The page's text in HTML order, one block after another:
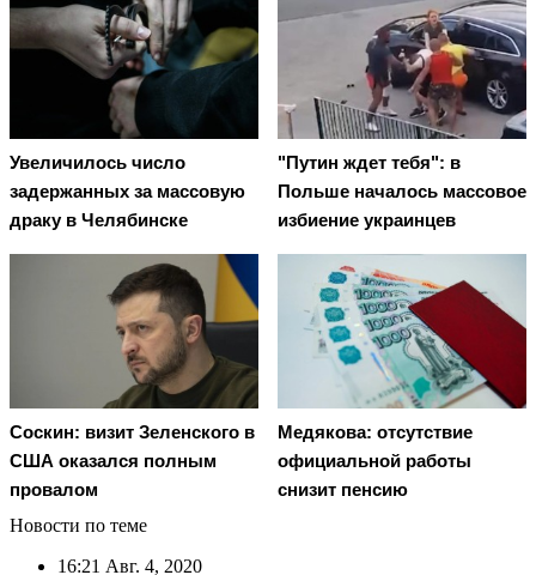
Увеличилось число
задержанных за массовую
драку в Челябинске
"Путин ждет тебя": в
Польше началось массовое
избиение украинцев
Соскин: визит Зеленского в
США оказался полным
провалом
Медякова: отсутствие
официальной работы
снизит пенсию
Новости по теме
16:21 Авг. 4, 2020